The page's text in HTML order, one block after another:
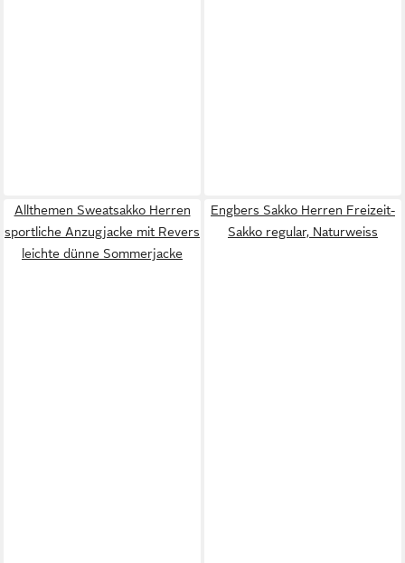
Allthemen Sweatsakko Herren
sportliche Anzugjacke mit Revers
leichte dünne Sommerjacke
Engbers Sakko Herren Freizeit-
Sakko regular, Naturweiss